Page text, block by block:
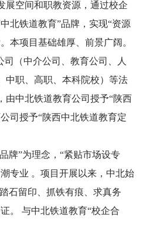
展空间和职教资源，通过校企
北铁道教育”品牌，实现“资源
本项目基础雄厚、前景广阔。
（中介公司、教育公司、人
中职、高职、本科院校）等法
由中北铁道教育公司授予“陕西
司授予“陕西中北铁道教育定
牌”为理念，“紧贴市场设专
专业 。项目开展以来，中北始
石留印、抓铁有痕、求真务
。 与中北铁道教育“校企合